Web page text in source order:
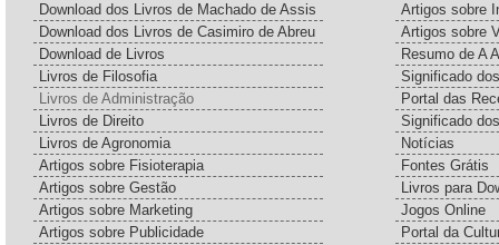
Download dos Livros de Machado de Assis
Download dos Livros de Casimiro de Abreu
Download de Livros
Livros de Filosofia
Livros de Administração
Livros de Direito
Livros de Agronomia
Artigos sobre Fisioterapia
Artigos sobre Gestão
Artigos sobre Marketing
Artigos sobre Publicidade
Artigos sobre
Artigos sobre
Resumo de A
Significado
Portal das
Significado
Notícias
Fontes Grátis
Livros para
Jogos Online
Portal da